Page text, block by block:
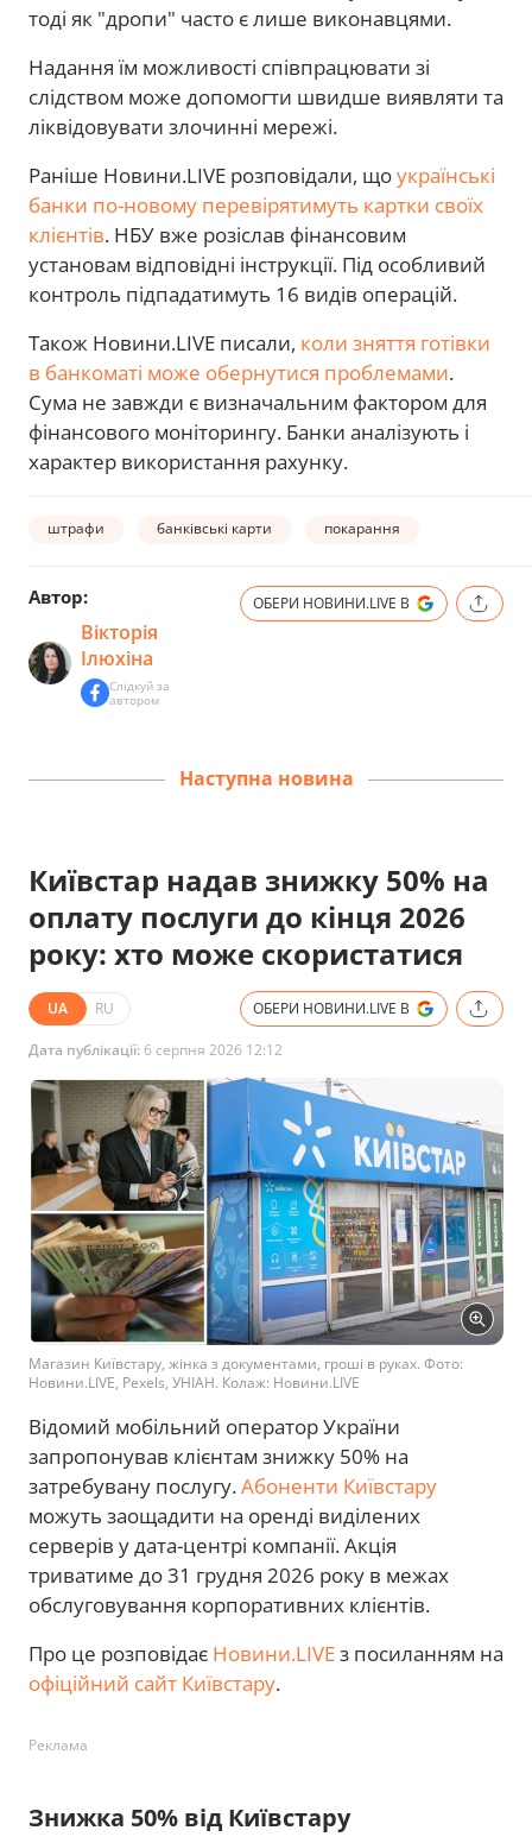
тоді як "дропи" часто є лише виконавцями.
Надання їм можливості співпрацювати зі
слідством може допомогти швидше виявляти та
ліквідовувати злочинні мережі.
Раніше Новини.LIVE розповідали, щоукраїнські
банки по-новому перевірятимуть картки своїх
клієнтів. НБУ вже розіслав фінансовим
установам відповідні інструкції. Під особливий
контроль підпадатимуть 16 видів операцій.
Також Новини.LIVE писали, коли зняття готівки
в банкоматі може обернутися проблемами.
Сума не завжди є визначальним фактором для
фінансового моніторингу. Банки аналізують і
характер використання рахунку.
штрафи банківські карти покарання
Автор:
Вікторія
Ілюхіна
Слідкуй за
автором
ОБЕРИ НОВИНИ.LIVE В
Наступна новина
Київстар надав знижку 50% на
оплату послуги до кінця 2026
року: хто може скористатися
UA RU ОБЕРИ НОВИНИ.LIVE В
Дата публікації: 6 серпня 2026 12:12
Магазин Київстару, жінка з документами, гроші в руках. Фото:
Новини.LIVE, Pexels, УНІАН. Колаж: Новини.LIVE
Відомий мобільний оператор України
запропонував клієнтам знижку 50% на
затребувану послугу.Абоненти Київстару
можуть заощадити на оренді виділених
серверів у дата-центрі компанії. Акція
триватиме до 31 грудня 2026 року в межах
обслуговування корпоративних клієнтів.
Про це розповідає Новини.LIVEз посиланням на
офіційний сайт Київстару.
Реклама
Знижка 50% від Київстару